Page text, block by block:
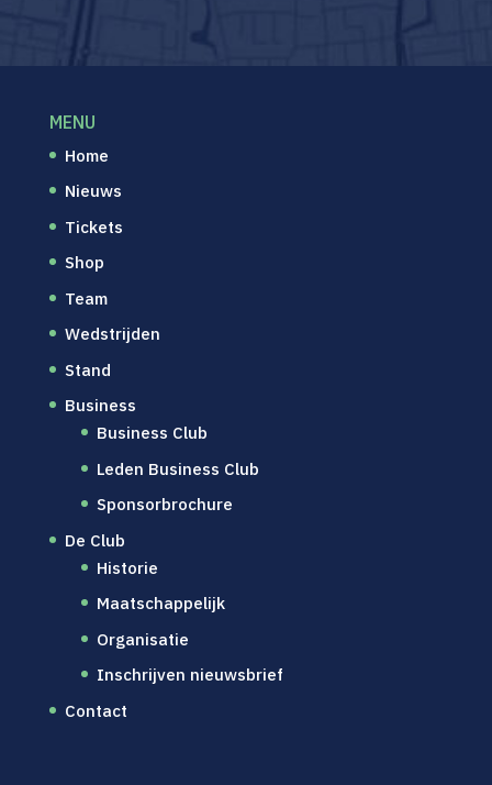
MENU
Home
Nieuws
Tickets
Shop
Team
Wedstrijden
Stand
Business
Business Club
Leden Business Club
Sponsorbrochure
De Club
Historie
Maatschappelijk
Organisatie
Inschrijven nieuwsbrief
Contact